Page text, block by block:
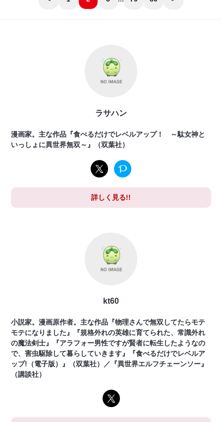
ラサハン
漫画家。主な作品『食べるだけでレベルアップ！ ～駄女神と
いっしょに異世界無双～』（双葉社）
詳しく見る!!
kt60
小説家。漫画原作者。主な作品『物理さんで無双してたらモテ
モテになりました』『規格外れの英雄に育てられた、常識外れ
の魔法剣士』『アラフォー男性ですが賢者に転生したようなの
で、害虫駆除して暮らしていきます』『食べるだけでレベルア
ップ!（電子版）』（双葉社）／『異世界エルフチェーンソー』
（講談社）